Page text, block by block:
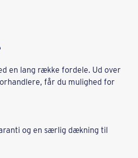
en lang række fordele. Ud over
får du mulighed for
og en særlig dækning til